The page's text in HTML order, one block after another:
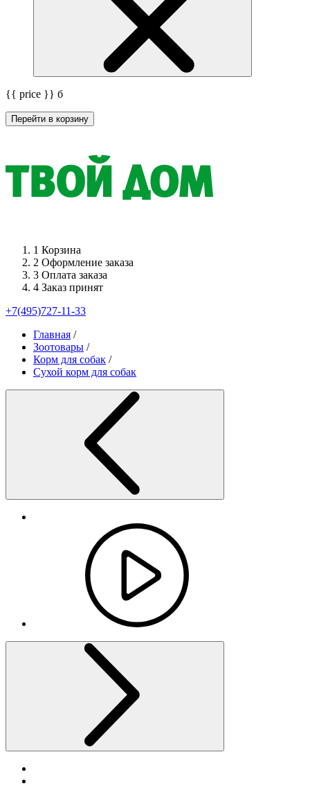
{{ price }} б
Перейти в корзину
1 Корзина
2 Оформление заказа
3 Оплата заказа
4 Заказ принят
+7(495)727-11-33
Главная /
Зоотовары /
Корм для собак /
Сухой корм для собак